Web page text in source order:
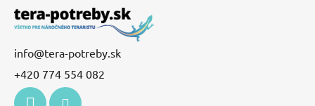
info@tera-potreby.sk
+420 774 554 082